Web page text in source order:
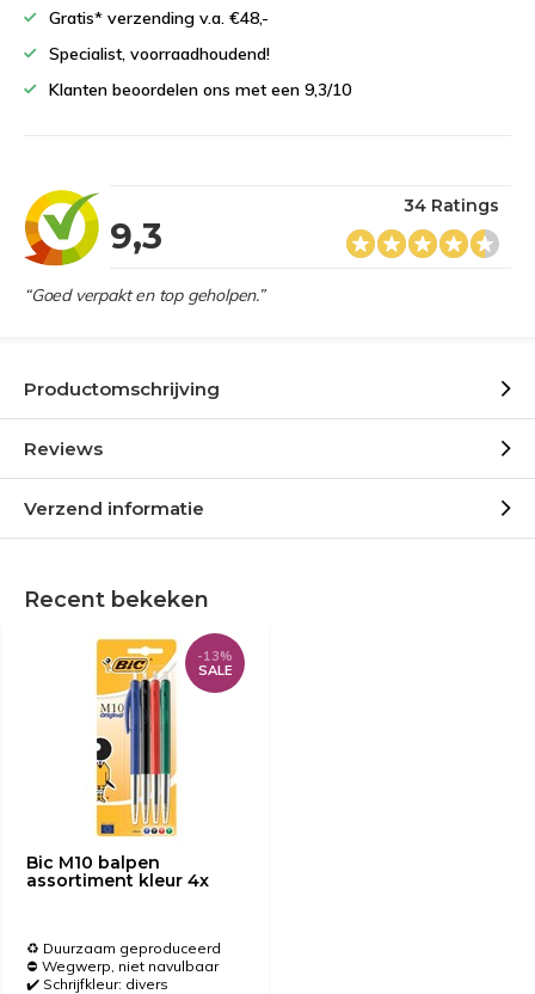
Gratis* verzending v.a. €48,-
Specialist, voorraadhoudend!
Klanten beoordelen ons met een 9,3/10
9,3
34 Ratings
“Goed verpakt en top geholpen.”
Productomschrijving
Reviews
Verzend informatie
Recent bekeken
Bic M10 balpen
assortiment kleur 4x
-13%
SALE
♻️ Duurzaam geproduceerd
⛔️ Wegwerp, niet navulbaar
✔️ Schrijfkleur: divers